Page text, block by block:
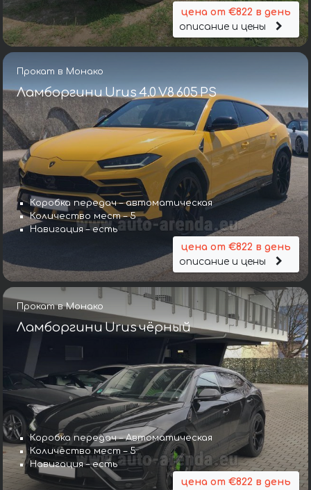
цена от €822 в день
описание и цены
Прокат в Монако
Ламборгини Urus 4.0 V8 605 PS
Коробка передач – автоматическая
Количество мест – 5
Навигация – есть
цена от €822 в день
описание и цены
Прокат в Монако
Ламборгини Urus чёрный
Коробка передач – Автоматическая
Количество мест – 5
Навигация – есть
цена от €822 в день